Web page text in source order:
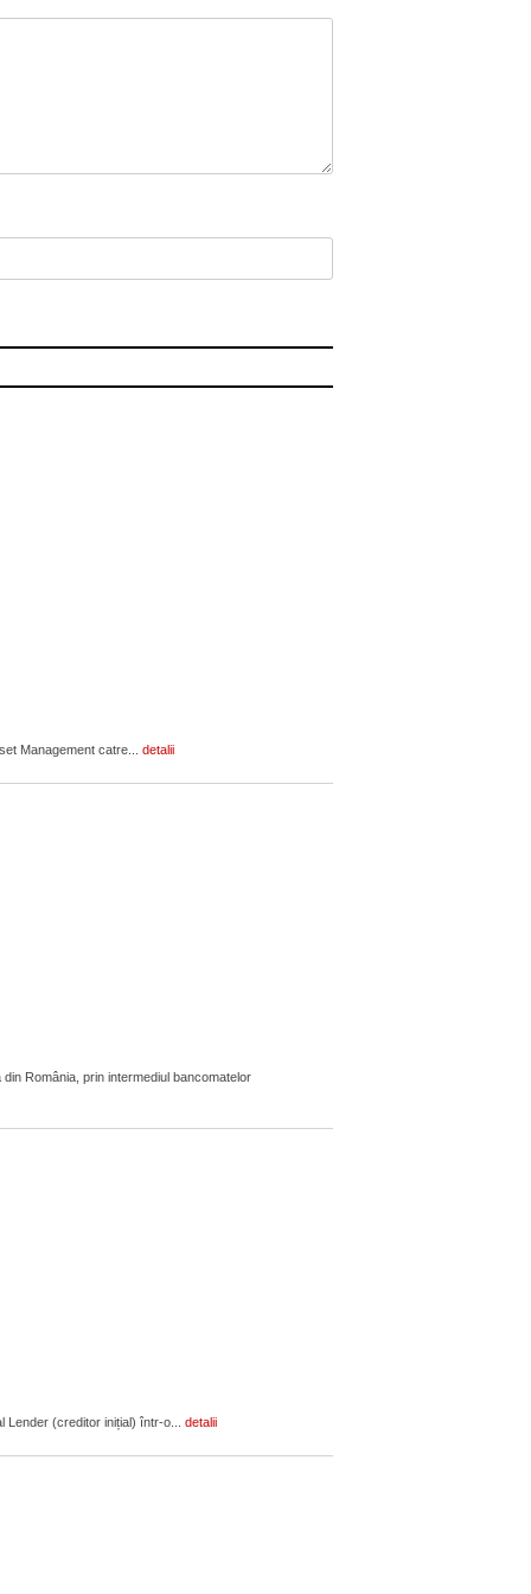
Management catre... detalii
România, prin intermediul bancomatelor
Lender (creditor inițial) într-o... detalii